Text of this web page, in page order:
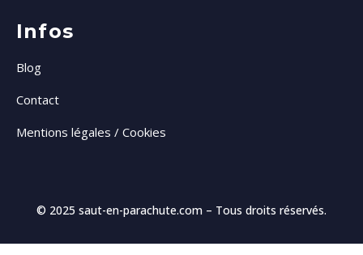
Infos
Blog
Contact
Mentions légales / Cookies
© 2025 saut-en-parachute.com – Tous droits réservés.